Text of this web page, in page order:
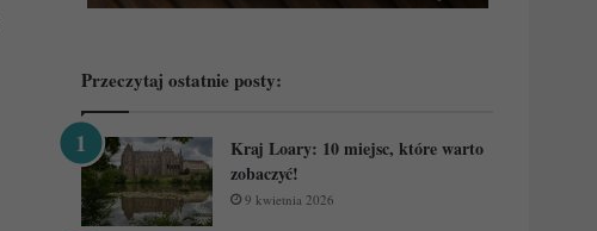
Przeczytaj ostatnie posty:
Kraj Loary: 10 miejsc, które warto
zobaczyć!
9 kwietnia 2026